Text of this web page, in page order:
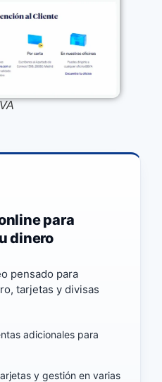
para
dinero
pensado para
tarjetas y divisas
adicionales para
y gestión en varias